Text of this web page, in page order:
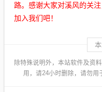
路。感谢大家对溪风的关
加入我们吧！
除特殊说明外，本站软件及资
用，请24小时删除，请勿用